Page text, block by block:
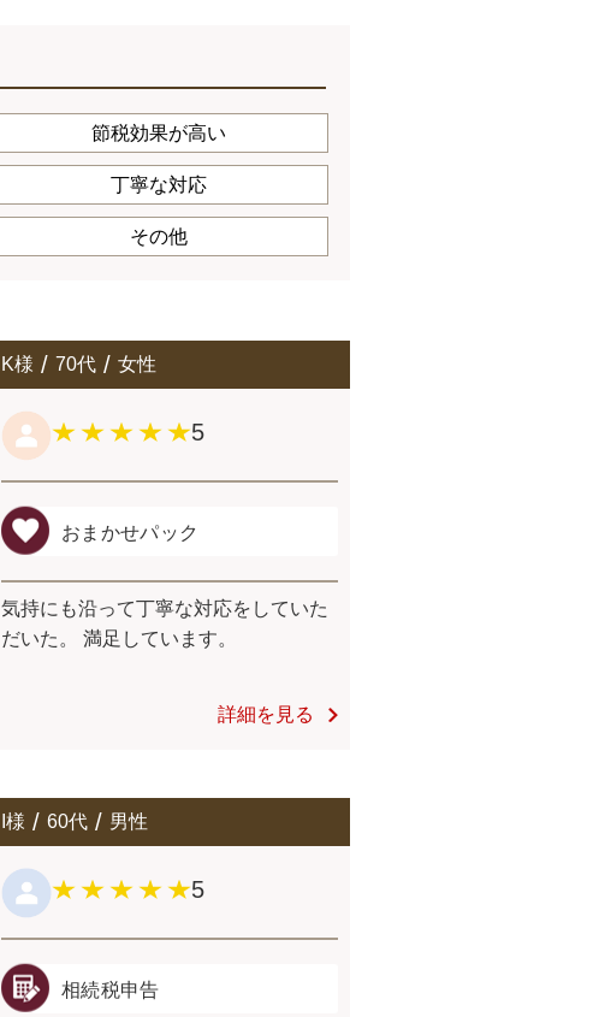
節税効果が高い
丁寧な対応
その他
K様 70代 女性
5
おまかせパック
気持にも沿って丁寧な対応をしていた
だいた。 満足しています。
詳細を見る
I様 60代 男性
5
相続税申告